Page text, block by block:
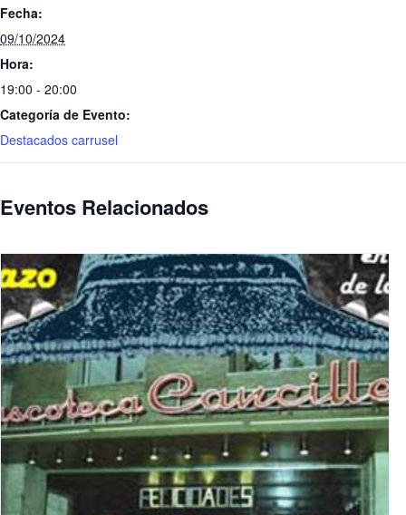
Fecha:
09/10/2024
Hora:
19:00 - 20:00
Categoría de Evento:
Destacados carrusel
Eventos Relacionados